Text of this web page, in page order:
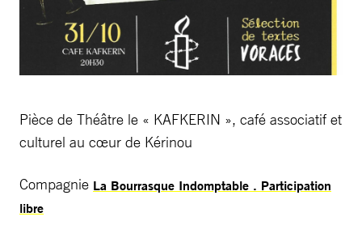
Pièce de Théâtre le « KAFKERIN », café associatif et
culturel au cœur de Kérinou
Compagnie La Bourrasque Indomptable . Participation
libre